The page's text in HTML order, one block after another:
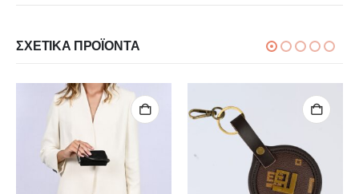
ΣΧΕΤΙΚΆ ΠΡΟΪΌΝΤΑ